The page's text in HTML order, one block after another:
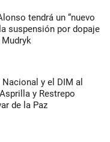
tendrá un “nuevo
suspensión por dopaje
y el DIM al
y Restrepo
de la Paz